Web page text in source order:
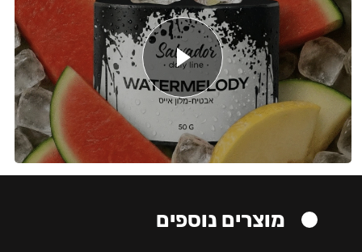
מוצרים נוספים